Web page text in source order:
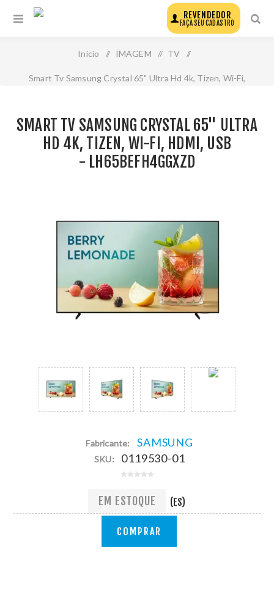
REVENDEDOR
FAÇA SEU CADASTRO
Início / IMAGEM / TV /
Smart Tv Samsung Crystal 65" Ultra Hd 4k, Tizen, Wi-Fi,
SMART TV SAMSUNG CRYSTAL 65" ULTRA
HD 4K, TIZEN, WI-FI, HDMI, USB
- LH65BEFH4GGXZD
Fabricante: SAMSUNG
SKU: 0119530-01
EM ESTOQUE (ES)
COMPRAR